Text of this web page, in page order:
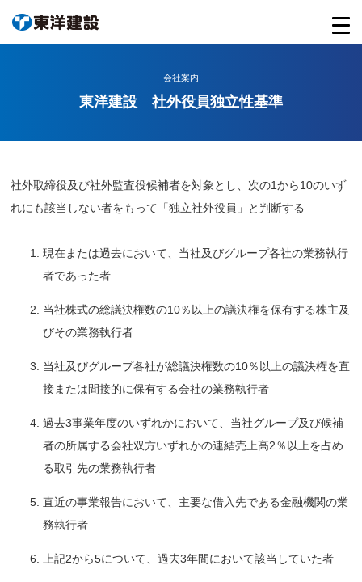
会社案内
東洋建設 社外役員独立性基準
社外取締役及び社外監査役候補者を対象とし、次の1から10のいず
れにも該当しない者をもって「独立社外役員」と判断する
現在または過去において、当社及びグループ各社の業務執行
者であった者
当社株式の総議決権数の10％以上の議決権を保有する株主及
びその業務執行者
当社及びグループ各社が総議決権数の10％以上の議決権を直
接または間接的に保有する会社の業務執行者
過去3事業年度のいずれかにおいて、当社グループ及び候補
者の所属する会社双方いずれかの連結売上高2％以上を占め
る取引先の業務執行者
直近の事業報告において、主要な借入先である金融機関の業
務執行者
上記2から5について、過去3年間において該当していた者